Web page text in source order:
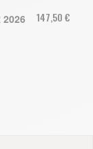
2026 147,50 €